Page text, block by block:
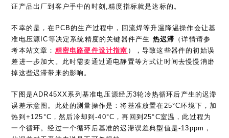
证产品出厂到客户手中的时刻,精度指标就是达标的。
不幸的是，在PCB的生产过程中，回流焊等升温降温操作会让基
准电压源IC等决定系统精度的关键器件产生 热迟滞 （详情请参
考本站文章： 精密电路硬件设计指南 ），导致这些器件的初始误
差进一步加大。此时需要通过通电静置等方式让时间去慢慢消磨
掉这些迟滞带来的影响。
下图是ADR45XX系列基准电压源经历3轮冷热循环后产生的迟滞
误差示意图。此处的测量操作是：将基准放置在25°C环境下，加
热到+125°C，然后冷却到-40°C，再回到25°C室温，此过程为
一个循环。经过一个循环后基准的迟滞误差典型值是-13ppm，